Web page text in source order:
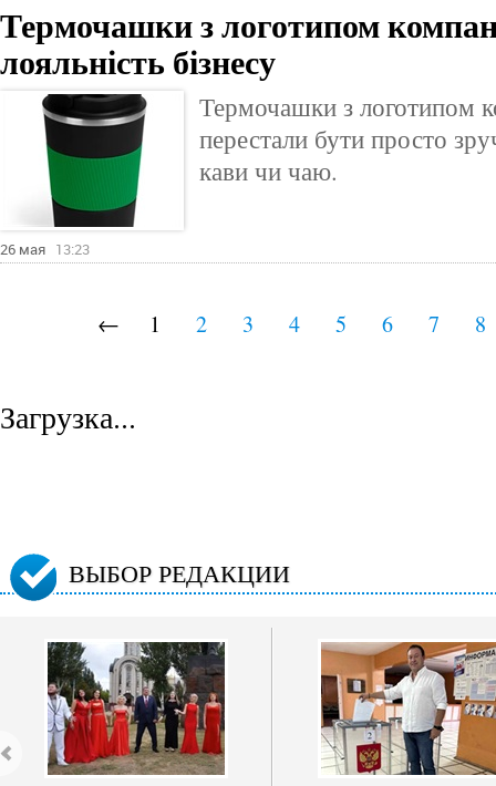
Термочашки з логотипом
лояльність бізнесу
Термочашки з логотипом
перестали бути просто
кави чи чаю.
26 мая 13:23
← 1 2 3 4 5 6 7 8
Загрузка...
ВЫБОР РЕДАКЦИИ